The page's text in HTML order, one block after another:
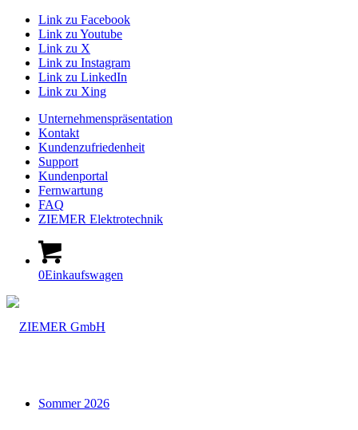
Link zu Facebook
Link zu Youtube
Link zu X
Link zu Instagram
Link zu LinkedIn
Link zu Xing
Unternehmenspräsentation
Kontakt
Kundenzufriedenheit
Support
Kundenportal
Fernwartung
FAQ
ZIEMER Elektrotechnik
0Einkaufswagen
Sommer 2026